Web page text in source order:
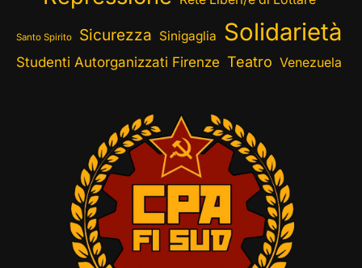
Santo Spirito Sicurezza Sinigaglia Solidarietà
Studenti Autorganizzati Firenze Teatro Venezuela